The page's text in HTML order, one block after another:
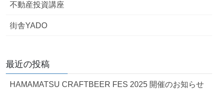
不動産投資講座
街舎YADO
最近の投稿
HAMAMATSU CRAFTBEER FES 2025 開催のお知らせ